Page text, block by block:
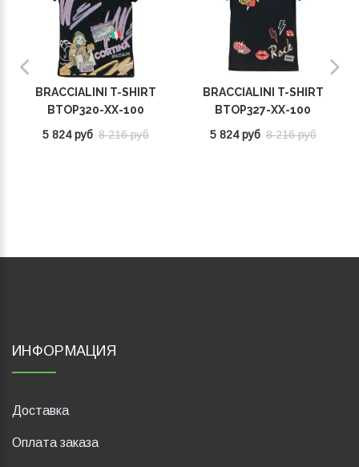
BRACCIALINI T-SHIRT
BTOP320-XX-100
5 824 руб 8 216 руб
BRACCIALINI T-SHIRT
BTOP327-XX-100
5 824 руб 8 216 руб
ИНФОРМАЦИЯ
Доставка
Оплата заказа